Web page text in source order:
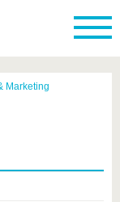
Marketing